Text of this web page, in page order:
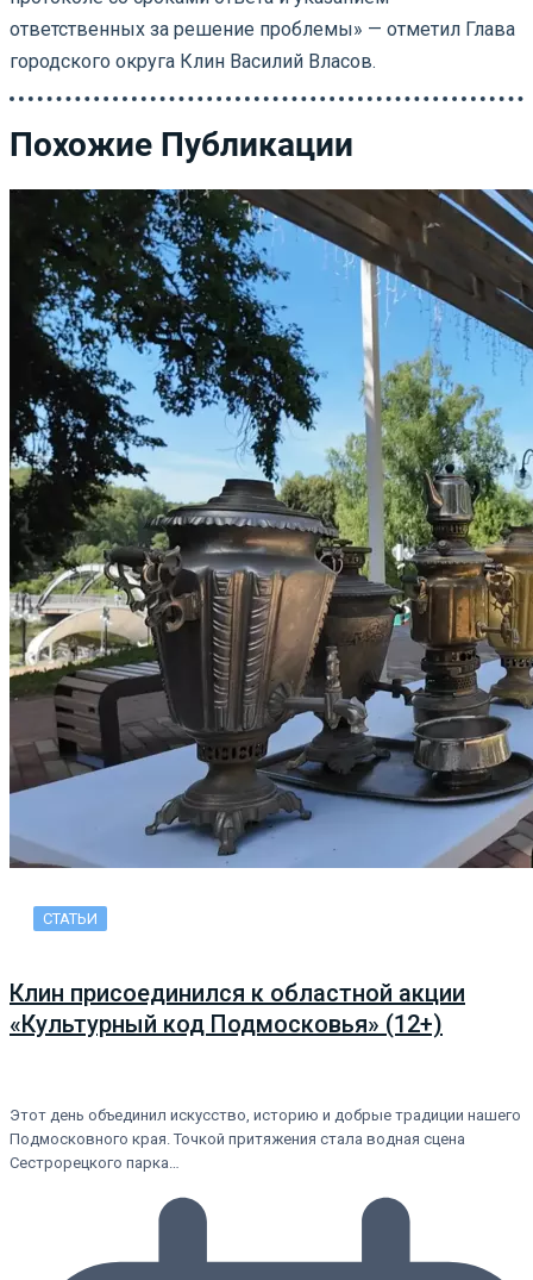
ответственных за решение проблемы» — отметил Глава
городского округа Клин Василий Власов.
Похожие Публикации
СТАТЬИ
Клин присоединился к областной акции
«Культурный код Подмосковья» (12+)
Этот день объединил искусство, историю и добрые традиции нашего
Подмосковного края. Точкой притяжения стала водная сцена
Сестрорецкого парка…